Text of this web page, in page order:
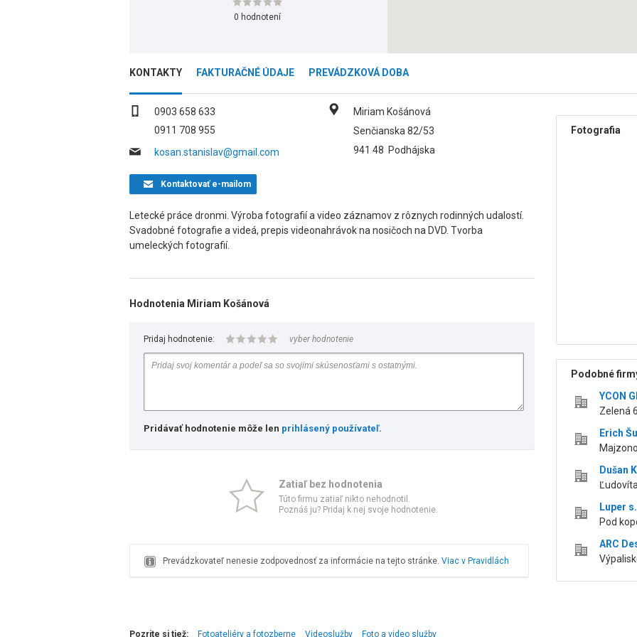
0 hodnotení
KONTAKTY FAKTURAČNÉ ÚDAJE PREVÁDZKOVÁ DOBA
0903 658 633
0911 708 955
kosan.stanislav@gmail.com
Miriam Košánová
Senčianska 82/53
941 48 Podhájska
Kontaktovaťe-mailom
Letecké práce dronmi. Výroba fotografií a video záznamov z rôznych rodinných udalostí.
Svadobné fotografie a videá, prepis videonahrávok na nosičoch na DVD. Tvorba
umeleckých fotografií.
Hodnotenia Miriam Košánová
Pridaj hodnotenie: vyber hodnotenie
Pridávať hodnotenie môže len prihlásený používateľ.
Zatiaľ bez hodnotenia
Túto firmu zatiaľ nikto nehodnotil.
Poznáš ju? Pridaj k nej svoje hodnotenie.
Prevádzkovateľ nenesie zodpovednosť za informácie na tejto stránke. Viac v Pravidlách
Fotografia
Podobné
YCON
Zelená
Erich
Dušan
Luper
Pod
ARC
Pozrite si tiež: Fotoateliéry a fotozberne Videoslužby Foto a video služby